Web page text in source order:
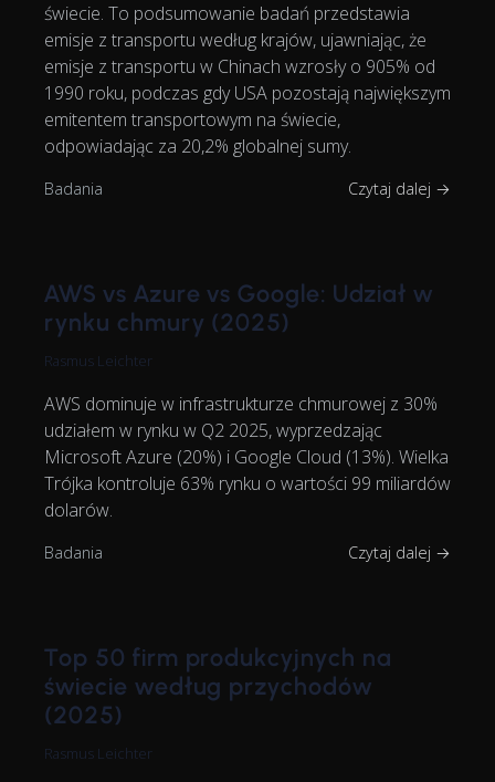
świecie. To podsumowanie badań przedstawia
emisje z transportu według krajów, ujawniając, że
emisje z transportu w Chinach wzrosły o 905% od
1990 roku, podczas gdy USA pozostają największym
emitentem transportowym na świecie,
odpowiadając za 20,2% globalnej sumy.
Badania Czytaj dalej →
AWS vs Azure vs Google: Udział w
rynku chmury (2025)
Rasmus Leichter
AWS dominuje w infrastrukturze chmurowej z 30%
udziałem w rynku w Q2 2025, wyprzedzając
Microsoft Azure (20%) i Google Cloud (13%). Wielka
Trójka kontroluje 63% rynku o wartości 99 miliardów
dolarów.
Badania Czytaj dalej →
Top 50 firm produkcyjnych na
świecie według przychodów
(2025)
Rasmus Leichter